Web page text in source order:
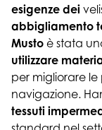
esigenze dei
abbigliamento
Musto è stata
utilizzare
per migliorare
navigazione.
tessuti